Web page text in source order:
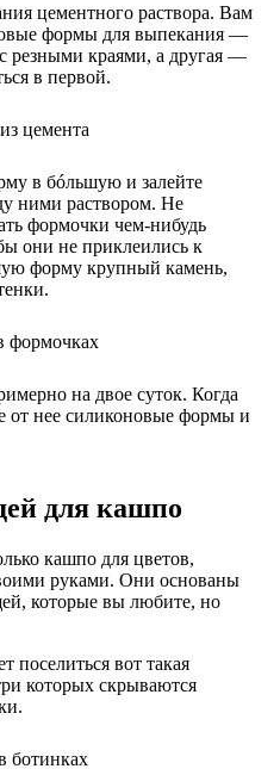
цементного раствора. Вам
формы для выпекания —
резными краями, а другая —
в первой.
в бóльшую и залейте
ними раствором. Не
формочки чем-нибудь
они не приклеились к
форму крупный камень,
на двое суток. Когда
от нее силиконовые формы и
для кашпо
кашпо для цветов,
руками. Они основаны
которые вы любите, но
поселиться вот такая
которых скрываются